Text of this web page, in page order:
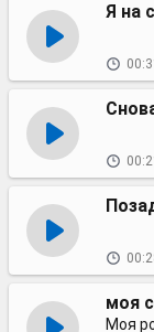
Я на
моя
Моя